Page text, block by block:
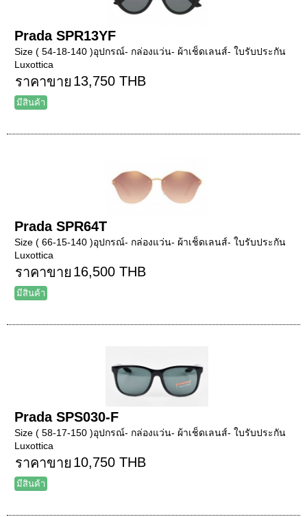
Prada SPR13YF
Size ( 54-18-140 )อุปกรณ์- กล่องแว่น- ผ้าเช็ดเลนส์- ใบรับประกัน
Luxottica
ราคาขาย 13,750 THB
มีสินค้า
Prada SPR64T
Size ( 66-15-140 )อุปกรณ์- กล่องแว่น- ผ้าเช็ดเลนส์- ใบรับประกัน
Luxottica
ราคาขาย 16,500 THB
มีสินค้า
Prada SPS030-F
Size ( 58-17-150 )อุปกรณ์- กล่องแว่น- ผ้าเช็ดเลนส์- ใบรับประกัน
Luxottica
ราคาขาย 10,750 THB
มีสินค้า